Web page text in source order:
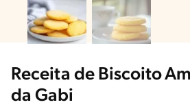
Receita de Biscoito
da Gabi